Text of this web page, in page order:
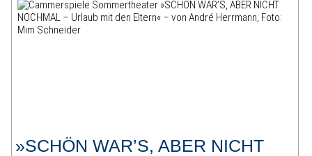
»SCHÖN WAR’S, ABER NICHT